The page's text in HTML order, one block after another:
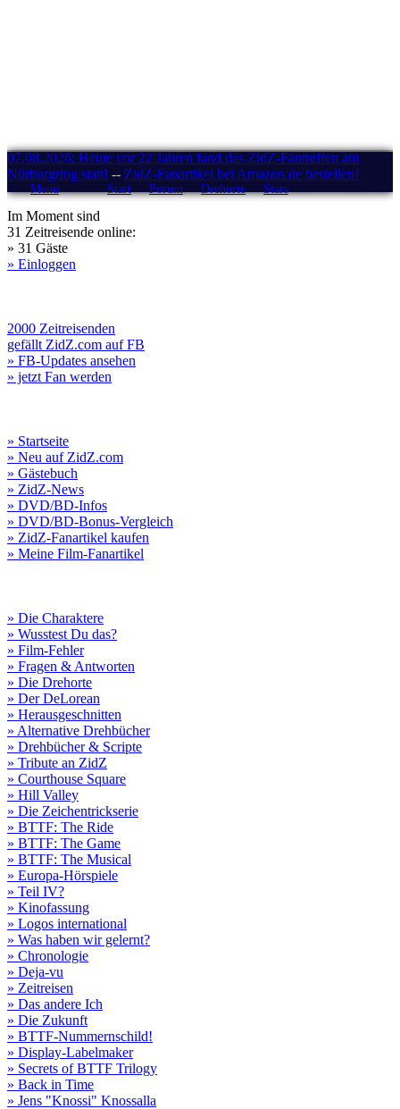
07.08.2026: Heute vor 22 Jahren fand das ZidZ-Fantreffen am
Nürburgring statt! -- ZidZ-Fanartikel bei Amazon.de bestellen!
Menü Start Forum Drehorte Stars
Im Moment sind
31 Zeitreisende online:
» 31 Gäste
» Einloggen
2000 Zeitreisenden
gefällt ZidZ.com auf FB
» FB-Updates ansehen
» jetzt Fan werden
» Startseite
» Neu auf ZidZ.com
» Gästebuch
» ZidZ-News
» DVD/BD-Infos
» DVD/BD-Bonus-Vergleich
» ZidZ-Fanartikel kaufen
» Meine Film-Fanartikel
» Die Charaktere
» Wusstest Du das?
» Film-Fehler
» Fragen & Antworten
» Die Drehorte
» Der DeLorean
» Herausgeschnitten
» Alternative Drehbücher
» Drehbücher & Scripte
» Tribute an ZidZ
» Courthouse Square
» Hill Valley
» Die Zeichentrickserie
» BTTF: The Ride
» BTTF: The Game
» BTTF: The Musical
» Europa-Hörspiele
» Teil IV?
» Kinofassung
» Logos international
» Was haben wir gelernt?
» Chronologie
» Deja-vu
» Zeitreisen
» Das andere Ich
» Die Zukunft
» BTTF-Nummernschild!
» Display-Labelmaker
» Secrets of BTTF Trilogy
» Back in Time
» Jens "Knossi" Knossalla